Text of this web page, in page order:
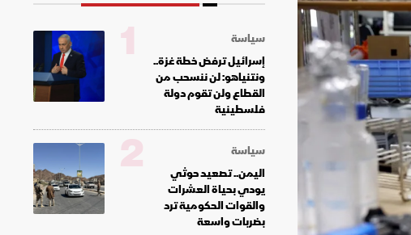
سياسة
إسرائيل ترفض خطة غزة..
ونتنياهو: لن ننسحب من
القطاع ولن تقوم دولة
فلسطينية
1
سياسة
اليمن.. تصعيد حوثي
يودي بحياة العشرات
والقوات الحكومية ترد
بضربات واسعة
2